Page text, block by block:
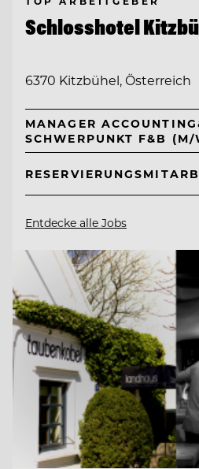
Schlosshotel
6370 Kitzbühel, Österreich
MANAGER
SCHWERPUNKT F&B (M/
Entdecke alle Jobs